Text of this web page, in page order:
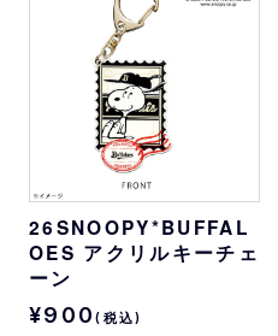
26SNOOPY*BUFFAL
OES アクリルキーチェ
ーン
¥900(税込)